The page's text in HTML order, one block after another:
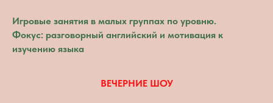
Игровые занятия в малых группах по уровню.
Фокус: разговорный английский и мотивация к
изучению языка
ВЕЧЕРНИЕ ШОУ